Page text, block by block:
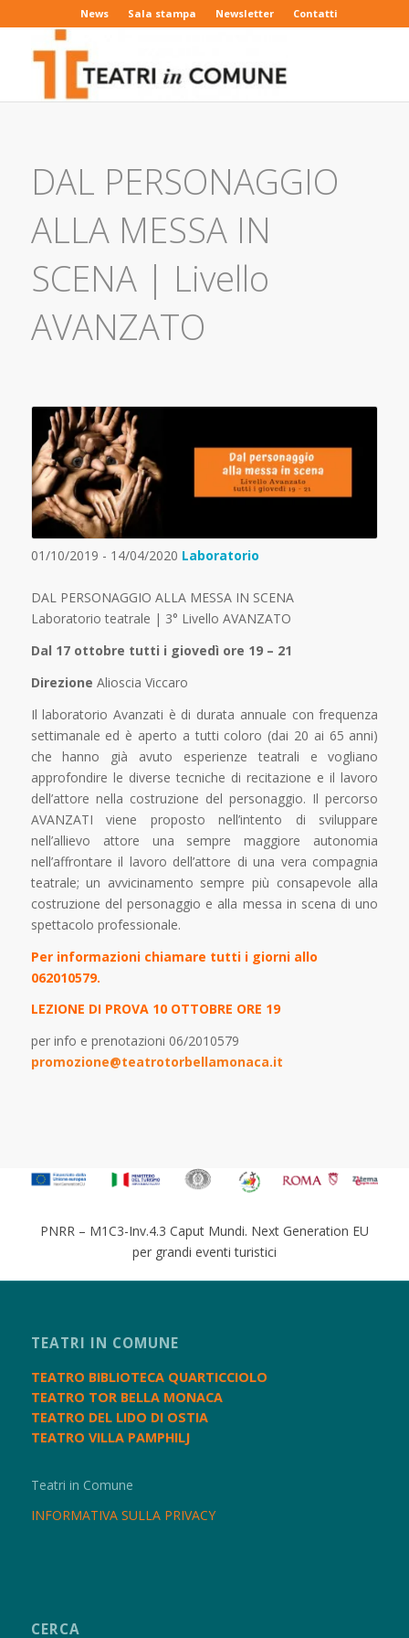
News Sala stampa Newsletter Contatti
DAL PERSONAGGIO
ALLA MESSA IN
SCENA | Livello
AVANZATO
01/10/2019 - 14/04/2020 Laboratorio
DAL PERSONAGGIO ALLA MESSA IN SCENA
Laboratorio teatrale | 3° Livello AVANZATO
Dal 17 ottobre tutti i giovedì ore 19 – 21
Direzione Alioscia Viccaro
Il laboratorio Avanzati è di durata annuale con frequenza
settimanale ed è aperto a tutti coloro (dai 20 ai 65 anni)
che hanno già avuto esperienze teatrali e vogliano
approfondire le diverse tecniche di recitazione e il lavoro
dell’attore nella costruzione del personaggio. Il percorso
AVANZATI viene proposto nell’intento di sviluppare
nell’allievo attore una sempre maggiore autonomia
nell’affrontare il lavoro dell’attore di una vera compagnia
teatrale; un avvicinamento sempre più consapevole alla
costruzione del personaggio e alla messa in scena di uno
spettacolo professionale.
Per informazioni chiamare tutti i giorni allo
062010579.
LEZIONE DI PROVA 10 OTTOBRE ORE 19
per info e prenotazioni 06/2010579
promozione@teatrotorbellamonaca.it
PNRR – M1C3-Inv.4.3 Caput Mundi. Next Generation EU
per grandi eventi turistici
TEATRI IN COMUNE
TEATRO BIBLIOTECA QUARTICCIOLO
TEATRO TOR BELLA MONACA
TEATRO DEL LIDO DI OSTIA
TEATRO VILLA PAMPHILJ
Teatri in Comune
INFORMATIVA SULLA PRIVACY
CERCA